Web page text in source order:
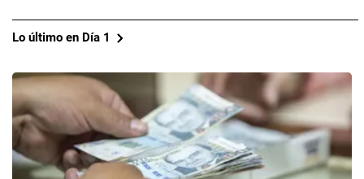
Lo último en Día 1